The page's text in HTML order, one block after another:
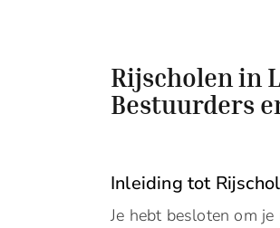
Rijscholen in
Bestuurders
Inleiding tot
Je hebt besloten om